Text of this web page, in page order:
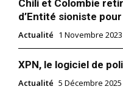
Chili et Colombie
d’Entité sioniste pour
Actualité 1 Novembre 2023
XPN, le logiciel de
Actualité 5 Décembre 2025